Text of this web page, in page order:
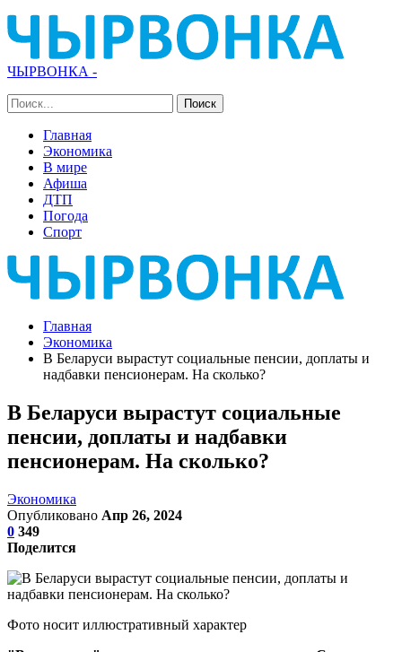
ЧЫРВОНКА -
Главная
Экономика
В мире
Афиша
ДТП
Погода
Спорт
Главная
Экономика
В Беларуси вырастут социальные пенсии, доплаты и
надбавки пенсионерам. На сколько?
В Беларуси вырастут социальные
пенсии, доплаты и надбавки
пенсионерам. На сколько?
Экономика
Опубликовано Апр 26, 2024
0 349
Поделится
Фото носит иллюстративный характер